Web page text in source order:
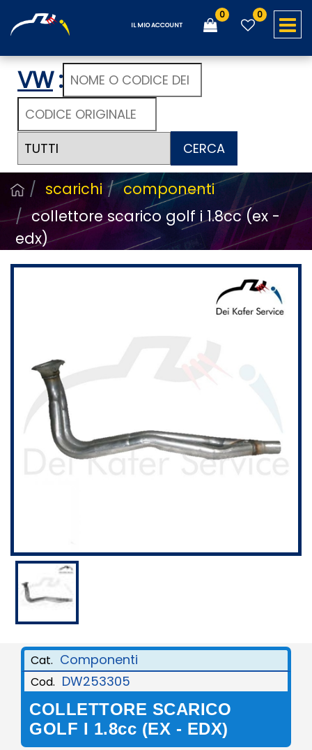
IL MIO ACCOUNT
0 0
VW:
CERCA
scarichi
componenti
collettore scarico golf i 1.8cc (ex -
edx)
Cat. Componenti
Cod. DW253305
COLLETTORE SCARICO
GOLF I 1.8cc (EX - EDX)